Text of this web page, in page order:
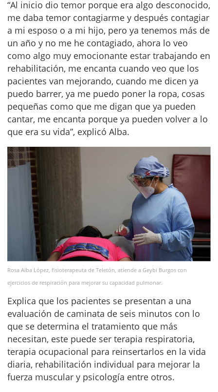
“Al inicio dio temor porque era algo desconocido,
me daba temor contagiarme y después contagiar
a mi esposo o a mi hijo, pero ya tenemos más de
un año y no me he contagiado, ahora lo veo
como algo muy emocionante estar trabajando en
rehabilitación, me encanta cuando veo que los
pacientes van mejorando, cuando me dicen ya
puedo barrer, ya me puedo poner la ropa, cosas
pequeñas como que me digan que ya pueden
cantar, me encanta porque ya pueden volver a lo
que era su vida”, explicó Alba.
Rosa Alba López, fisioterapeuta de Teletón, atiende a Geybi Burgos con
ejercicios de respiración para mejorar su capacidad pulmonar.
Explica que los pacientes se presentan a una
evaluación de caminata de seis minutos con lo
que se determina el tratamiento que más
necesitan, este puede ser terapia respiratoria,
terapia ocupacional para reinsertarlos en la vida
diaria, rehabilitación individual para mejorar la
fuerza muscular y psicología entre otros.